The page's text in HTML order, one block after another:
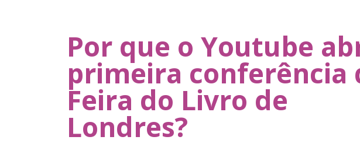
Por que o Youtube
primeira conferência
Feira do Livro de
Londres?